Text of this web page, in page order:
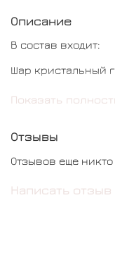
Описание
В состав входит:
Шар кристальный
Шар кот с
Показать
Отзывы
Отзывов еще
Написать отзыв